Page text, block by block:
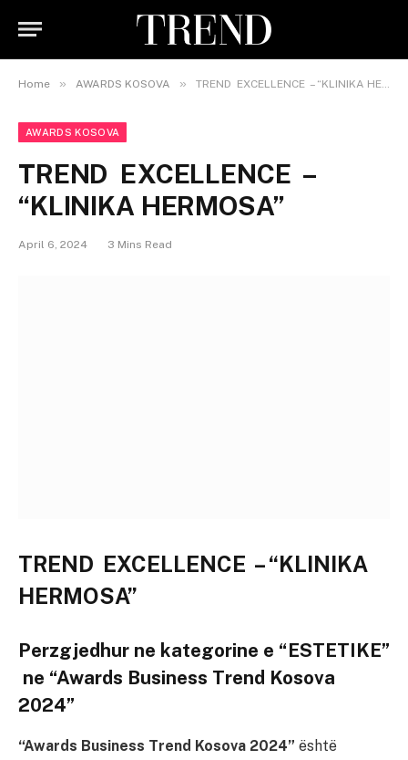
Home » AWARDS KOSOVA » TREND EXCELLENCE – “KLINIKA HERMOSA”
AWARDS KOSOVA
TREND EXCELLENCE –
“KLINIKA HERMOSA”
April 6, 2024 3 Mins Read
TREND EXCELLENCE – “KLINIKA
HERMOSA”
Perzgjedhur ne kategorine e “ESTETIKE”
ne “Awards Business Trend Kosova
2024”
“Awards Business Trend Kosova 2024” është